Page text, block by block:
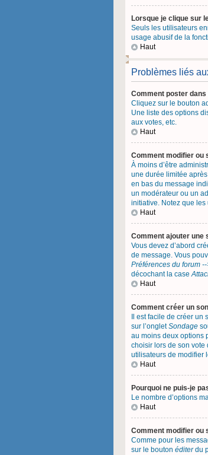
Lorsque je clique sur
Seuls les utilisateurs
usage abusif de la
Haut
Problèmes liés
Comment poster dans
Cliquez sur le bouton
Une liste des options
aux votes, etc.
Haut
Comment modifier ou
À moins d’être
une durée limitée
en bas du message
un modérateur ou un
initiative. Notez que
Haut
Comment ajouter une
Vous devez d’abord
de message. Vous
Préférences du forum
décochant la case
Haut
Comment créer un
Il est facile de créer
sur l’ongletSondage
au moins deux options
choisir lors de son vote
utilisateurs de modifier
Haut
Pourquoi ne puis-je
Le nombre d’options
Haut
Comment modifier ou
Comme pour les
sur le bouton éditerdu